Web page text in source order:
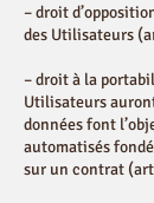
– droit
des Utilisateurs
– droit à la
Utilisateurs
données font
automatisés
sur un contrat